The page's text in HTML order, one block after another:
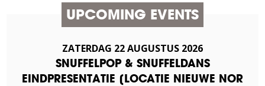
UPCOMING EVENTS
ZATERDAG 22AUGUSTUS 2026
SNUFFELPOP & SNUFFELDANS
EINDPRESENTATIE [LOCATIE NIEUWE NOR